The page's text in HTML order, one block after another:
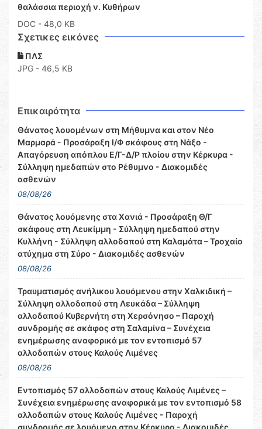
θαλάσσια περιοχή ν. Κυθήρων
DOC - 48,0 KB
Σχετικες εικόνες
ΠΛΣ
JPG - 46,5 KB
Επικαιρότητα
Θάνατος λουομένων στη Μήθυμνα και στον Νέο
Μαρμαρά - Προσάραξη Ι/Φ σκάφους στη Νάξο -
Απαγόρευση απόπλου Ε/Γ-Δ/Ρ πλοίου στην Κέρκυρα -
Σύλληψη ημεδαπών στο Ρέθυμνο - Διακομιδές
ασθενών
08/08/26
Θάνατος λουόμενης στα Χανιά - Προσάραξη Θ/Γ
σκάφους στη Λευκίμμη - Σύλληψη ημεδαπού στην
Κυλλήνη - Σύλληψη αλλοδαπού στη Καλαμάτα – Τροχαίο
ατύχημα στη Σύρο - Διακομιδές ασθενών
08/08/26
Τραυματισμός ανήλικου λουόμενου στην Χαλκιδική –
Σύλληψη αλλοδαπού στη Λευκάδα – Σύλληψη
αλλοδαπού Κυβερνήτη στη Χερσόνησο – Παροχή
συνδρομής σε σκάφος στη Σαλαμίνα – Συνέχεια
ενημέρωσης αναφορικά με τον εντοπισμό 57
αλλοδαπών στους Καλούς Λιμένες
08/08/26
Εντοπισμός 57 αλλοδαπών στους Καλούς Λιμένες –
Συνέχεια ενημέρωσης αναφορικά με τον εντοπισμό 58
αλλοδαπών στους Καλούς Λιμένες - Παροχή
συνδρομής σε λουόμενο στην Κέρκυρα - Διακομιδές